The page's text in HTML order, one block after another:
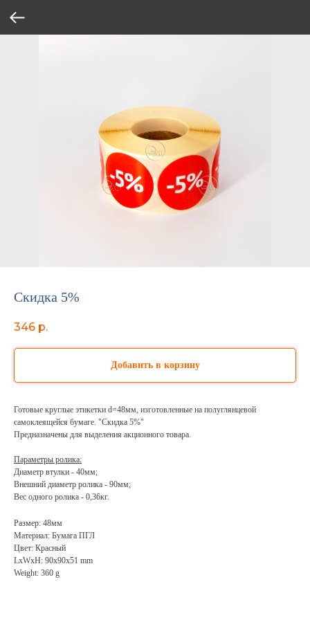
Скидка 5%
346 р.
Добавить в корзину
Готовые круглые этикетки d=48мм, изготовленные на полуглянцевой
самоклеящейся бумаге. "Скидка 5%"
Предназначены для выделения акционного товара.
Параметры ролика:
Диаметр втулки - 40мм;
Внешний диаметр ролика - 90мм;
Вес одного ролика - 0,36кг.
Размер: 48мм
Материал: Бумага ПГЛ
Цвет: Красный
LxWxH: 90x90x51 mm
Weight: 360 g